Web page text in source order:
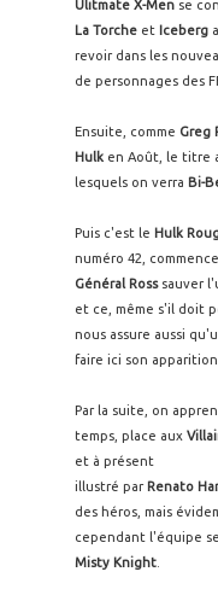
Ulitmate X-Men se
La Torche et Iceberg
revoir dans les
de personnages des
Ensuite, comme Greg
Hulk en Août, le titre
lesquels on verra Bi-
Puis c'est le Hulk
numéro 42,
Général Rosssauver
et ce, même s'il doit
nous assure aussi
faire ici son apparition.
Par la suite, on
temps, place aux
et à présent
illustré par Renato
des héros, mais
cependant l'équipe
Misty Knight